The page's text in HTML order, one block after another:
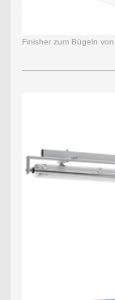
Finisher zum Bügeln